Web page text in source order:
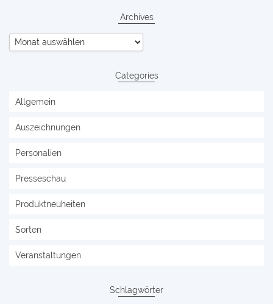
Archives
Archives
Categories
Allgemein
Auszeichnungen
Personalien
Presseschau
Produktneuheiten
Sorten
Veranstaltungen
Schlagwörter